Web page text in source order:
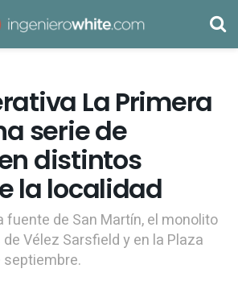
La Primera
serie de
distintos
la localidad
fuente de San Martín, el monolito
Vélez Sarsfield y en la Plaza
septiembre.